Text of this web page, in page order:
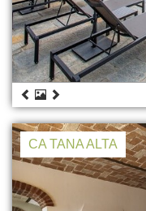
CA TANA ALTA